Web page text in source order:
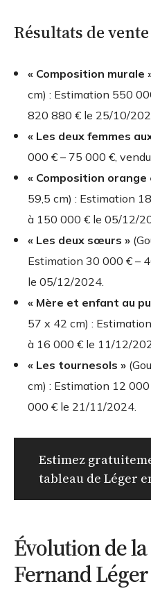
Résultats de
« Composition murale
cm) : Estimation 550
820 880 € le 25/10/
« Les deux femmes
000 € – 75 000 €,
« Composition orange
59,5 cm) : Estimation
à 150 000 € le 05/12/
« Les deux sœurs »
Estimation 30 000 € –
le 05/12/2024.
« Mère et enfant au
57 x 42 cm) : Estimation
à 16 000 € le 11/12/
« Les tournesols »
cm) : Estimation 12
000 € le 21/11/2024.
Estimez
tableau de Léger
Évolution de la
Fernand